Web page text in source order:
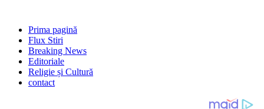
Prima pagină
Flux Stiri
Breaking News
Editoriale
Religie și Cultură
contact